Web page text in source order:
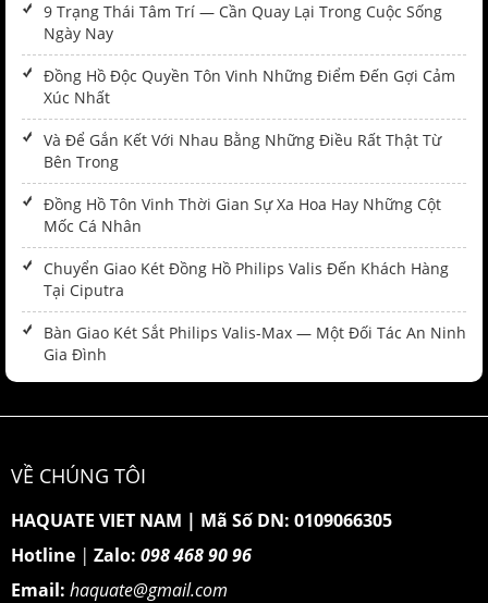
9 Trạng Thái Tâm Trí — Cần Quay Lại Trong Cuộc Sống
Ngày Nay
Đồng Hồ Độc Quyền Tôn Vinh Những Điểm Đến Gợi Cảm
Xúc Nhất
Và Để Gắn Kết Với Nhau Bằng Những Điều Rất Thật Từ
Bên Trong
Đồng Hồ Tôn Vinh Thời Gian Sự Xa Hoa Hay Những Cột
Mốc Cá Nhân
Chuyển Giao Két Đồng Hồ Philips Valis Đến Khách Hàng
Tại Ciputra
Bàn Giao Két Sắt Philips Valis-Max — Một Đối Tác An Ninh
Gia Đình
VỀ CHÚNG TÔI
HAQUATE VIET NAM | Mã Số DN: 0109066305
Hotline | Zalo: 098 468 90 96
Email: haquate@gmail.com